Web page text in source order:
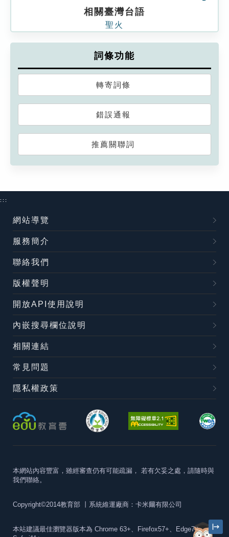
相關臺灣台語
聖火
詞條功能
轉寄詞條
錯誤通報
推薦關聯詞
:::
網站導覽
服務簡介
聯絡我們
版權聲明
開放API使用說明
內嵌搜尋欄位說明
相關連結
常見問題
隱私權政策
本網站內容豐富，雖經審查仍有可能疏漏， 若有欠妥之處，請隨時與
我們聯絡。
Copyright©2014教育部 丨系統維運廠商：卡米爾有限公司
本站建議最佳瀏覽器版本為 Chrome 63+、Firefox57+、Edge79+及